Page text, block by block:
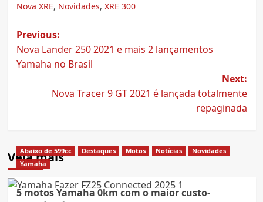
Nova XRE, Novidades, XRE 300
Post
navigation
Previous:
Nova Lander 250 2021 e mais 2 lançamentos
Yamaha no Brasil
Next:
Nova Tracer 9 GT 2021 é lançada totalmente
repaginada
Veja mais
Abaixo de 599cc Destaques Motos Notícias
Novidades
Yamaha
5 motos Yamaha 0km com o maior custo-